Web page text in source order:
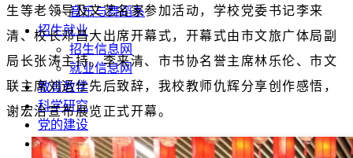
音乐与舞蹈系
招生就业
招生信息网
就业信息网
教育教学
科学研究
党的建设
智慧校园
生等老领导及文艺名家参加活动，学校党委书记李来
清、校长邓昌大出席开幕式，开幕式由市文旅广体局副
局长张涛主持。李来清、市书协名誉主席林乐伦、市文
联主席刘运仕先后致辞，我校教师仇辉分享创作感悟，
谢宏治宣布展览正式开幕。